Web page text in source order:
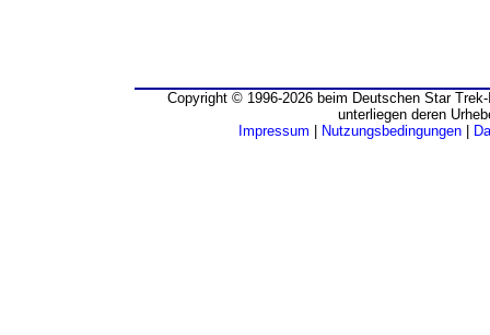
Copyright © 1996-2026 beim Deutschen Star
unterliegen deren
Impressum
Nutzungsbedingungen